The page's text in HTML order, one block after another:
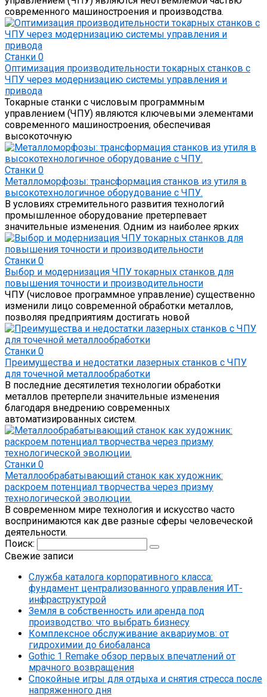
современного машиностроения и производства.
Станки 0
Оптимизация производительности токарных станков с
ЧПУ через модернизацию системы управления и
привода
Токарные станки с числовым программным
управлением (ЧПУ) являются ключевыми элементами
современного машиностроения, обеспечивая
высокоточную
Станки 0
Металломорфозы: трансформация станков из утиля в
высокотехнологичное оборудование с ЧПУ.
В условиях стремительного развития технологий
промышленное оборудование претерпевает
значительные изменения. Одним из наиболее ярких
Станки 0
Выбор и модернизация ЧПУ токарных станков для
повышения точности и производительности
ЧПУ (числовое программное управление) существенно
изменили лицо современной обработки металлов,
позволяя предприятиям достигать новой
Станки 0
Преимущества и недостатки лазерных станков с ЧПУ
для точечной металлообработки
В последние десятилетия технологии обработки
металлов претерпели значительные изменения
благодаря внедрению современных
автоматизированных систем.
Станки 0
Металлообрабатывающий станок как художник:
раскроем потенциал творчества через призму
технологической эволюции.
В современном мире технология и искусство часто
воспринимаются как две разные сферы человеческой
деятельности.
Поиск:
Свежие записи
Служба каталога корпоративного класса:
фундамент централизованного управления ИТ-
инфраструктурой
Земля в собственность или аренда под
производство: что выбрать бизнесу
Комплексное обслуживание аквариумов: от
гидрохимии до биобаланса
Gothic 1 Remake обзор первых впечатлений от
мрачного возвращения
Спокойные игры для отдыха и снятия стресса после
напряженного дня